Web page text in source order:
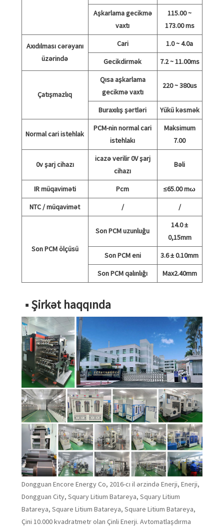
Aşkarlama gecikmə
vaxtı
115.00 ~
173.00 ms
Axıdılması cərəyanı
üzərində
Cari
1.0 ~ 4.0a
Gecikdirmək
7.2 ~ 11.00ms
Çatışmazlıq
Qısa aşkarlama
gecikmə vaxtı
220 ~ 380us
Buraxılış şərtləri Yükü kəsmək
Normal cari istehlak
PCM-nin normal cari
istehlakı
Maksimum
7.00
0v şarj cihazı
icazə verilir 0V şarj
cihazı
Bəli
IR müqaviməti Pcm
≤65.00 mω
NTC / müqavimət
/ /
Son PCM ölçüsü
Son PCM uzunluğu
14.0 ±
0,15mm
Son PCM eni
3.6 ± 0.10mm
Son PCM qalınlığı
Max2.40mm
■ Şirkət haqqında
Dongguan Encore Energy Co, 2016-cı il ərzində Enerji, Enerji,
Dongguan City, Squary Litium Batareya, Squary Litium
Batareya, Square Litium Batareya, Square Litium Batareya,
Çini 10.000 kvadratmetr olan Çinli Enerji. Avtomatlaşdırma